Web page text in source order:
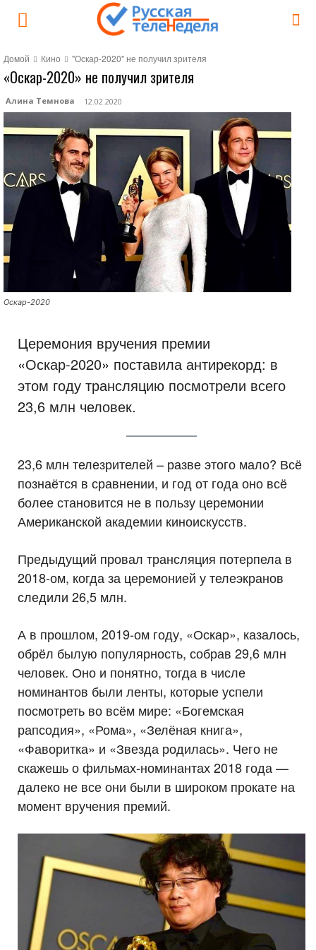
Домой Кино "Оскар-2020" не получил зрителя
«Оскар-2020» не получил зрителя
Алина Темнова 12.02.2020
Оскар-2020
Церемония вручения премии
«Оскар-2020» поставила антирекорд: в
этом году трансляцию посмотрели всего
23,6 млн человек.
23,6 млн телезрителей – разве этого мало? Всё
познаётся в сравнении, и год от года оно всё
более становится не в пользу церемонии
Американской академии киноискусств.
Предыдущий провал трансляция потерпела в
2018-ом, когда за церемонией у телеэкранов
следили 26,5 млн.
А в прошлом, 2019-ом году, «Оскар», казалось,
обрёл былую популярность, собрав 29,6 млн
человек. Оно и понятно, тогда в числе
номинантов были ленты, которые успели
посмотреть во всём мире: «Богемская
рапсодия», «Рома», «Зелёная книга»,
«Фаворитка» и «Звезда родилась». Чего не
скажешь о фильмах-номинантах 2018 года —
далеко не все они были в широком прокате на
момент вручения премий.